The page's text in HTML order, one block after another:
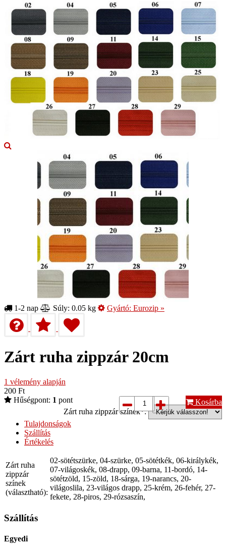
1-2 nap Súly: 0.05 kg Gyártó: Eurozip »
Zárt ruha zippzár 20cm
1 vélemény alapján
200 Ft
Hűségpont: 1 pont
Zárt ruha zippzár színek*:
Kosárba
Tulajdonságok
Szállítás
Értékelés
Zárt ruha
zippzár
színek
(választható):
02-sötétszürke, 04-szürke, 05-sötétkék, 06-királykék,
07-világoskék, 08-drapp, 09-barna, 11-bordó, 14-
sötétzöld, 15-zöld, 18-sárga, 19-narancs, 20-
világoslila, 23-világos drapp, 25-krém, 26-fehér, 27-
fekete, 28-piros, 29-rózsaszín,
Szállítás
Egyedi